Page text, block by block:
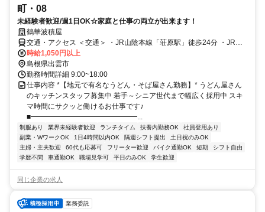
町・08
未経験者歓迎/週1日OK☆家庭と仕事の両立が出来ます！
鶴華波積屋
交通・アクセス ＜交通＞ ・JR山陰本線「荘原駅」徒歩24分 ・JR山
陰本線「荘原駅」車10分
時給1,050円以上
島根県出雲市
勤務時間詳細 9:00~18:00
仕事内容 *【地元で有名なうどん・そば屋さん勤務】* うどん屋さん
のキッチンスタッフ募集中 若手～シニア世代まで幅広く採用中 スキ
マ時間にサクッと働けるお仕事です♪
■━━━━━━━━━━━━━━━...
制服あり 業界未経験者歓迎 ランチタイム 扶養内勤務OK
社員登用あり
副業・WワークOK
1日4時間以内OK 隔週シフト提出
土日祝のみOK
主婦・主夫歓迎
60代も応募可 フリーター歓迎 バイク通勤OK 短期
シフト自由
学歴不問
車通勤OK 職場見学可 平日のみOK 学生歓迎
同じ企業の求人
業務委託